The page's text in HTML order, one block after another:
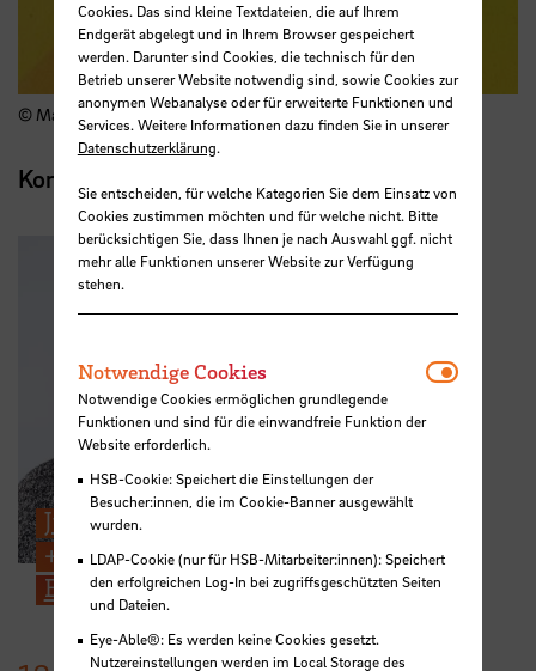
© Mai Ferreira Ilustración
Kontakt
Julio Fernandez Gonzalez
+49 421 5905 2842
E-Mail
Cookies. Das sind kleine Textdateien, die auf Ihrem
Endgerät abgelegt und in Ihrem Browser gespeichert
werden. Darunter sind Cookies, die technisch für den
Betrieb unserer Website notwendig sind, sowie Cookies zur
anonymen Webanalyse oder für erweiterte Funktionen und
Services. Weitere Informationen dazu finden Sie in unserer
Datenschutzerklärung.
Sie entscheiden, für welche Kategorien Sie dem Einsatz von
Cookies zustimmen möchten und für welche nicht. Bitte
berücksichtigen Sie, dass Ihnen je nach Auswahl ggf. nicht
mehr alle Funktionen unserer Website zur Verfügung
stehen.
Notwendige Cookies
Notwendige Cookies ermöglichen grundlegende
Funktionen und sind für die einwandfreie Funktion der
Website erforderlich.
HSB-Cookie: Speichert die Einstellungen der
Besucher:innen, die im Cookie-Banner ausgewählt
wurden.
LDAP-Cookie (nur für HSB-Mitarbeiter:innen): Speichert
den erfolgreichen Log-In bei zugriffsgeschützten Seiten
und Dateien.
Eye-Able®: Es werden keine Cookies gesetzt.
Nutzereinstellungen werden im Local Storage des